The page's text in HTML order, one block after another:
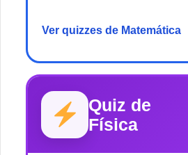
Ver quizzes de Matemática
Quiz de
Física